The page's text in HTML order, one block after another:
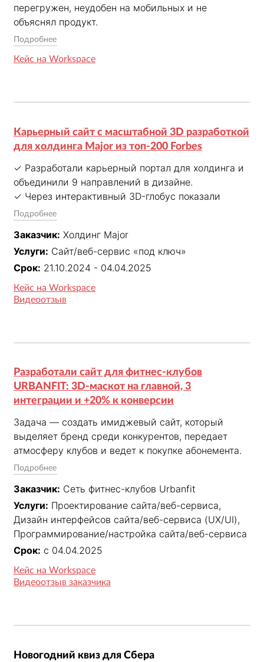
перегружен, неудобен на мобильных и не
объяснял продукт.
Разработали сайт, который раскрывает решения,
ведет к заявке и объединяет цифровые сервисы.
✓ Переосмыслили структуру и навигацию под
которая объясняет, как работает продукт.
приложение, Telegram-бот и единую админку.
✓ Настроили интеграцию с сервером ОВЕН и
спроектировали общий бэкенд для сайта и
сервисов
Подробнее
Кейс на Workspace
Карьерный сайт с масштабной 3D разработкой
для холдинга Major из топ-200 Forbes
✓ Разработали карьерный портал для холдинга и
объединили 9 направлений в дизайне.
✓ Через интерактивный 3D-глобус показали
масштаб бизнеса и разные карьерные треки.
✓ Упростили поиск вакансий и отклик, чтобы
кандидатам было проще ориентироваться внутри
компании.
✓ Для HR-команды разработали удобную
админку, чтобы снизить их нагрузку.
✓ Запустили проект за 6 месяцев вместо
Подробнее
Заказчик: Холдинг Major
Услуги: Сайт/веб-сервис «под ключ»
Срок: 21.10.2024 - 04.04.2025
Кейс на Workspace
Видеоотзыв
Разработали сайт для фитнес-клубов
URBANFIT: 3D-маскот на главной, 3
интеграции и +20% к конверсии
Задача — создать имиджевый сайт, который
выделяет бренд среди конкурентов, передает
атмосферу клубов и ведет к покупке абонемента.
✓ Разработали новый сайт в мягкой неоновой
✓ Продумали структуру под сценарии целевой
аудитории, связали сайт с CRM Fitbase и
реализовали 3 интеграции.
✓ Сделали удобную админку для менеджеров,
чтобы менеджеры управляли контентом без
участия разработчиков.
✓ После запуска конверсия выросла на 20%.
Подробнее
Заказчик: Сеть фитнес-клубов Urbanfit
Услуги: Проектирование сайта/веб-сервиса,
Дизайн интерфейсов сайта/веб-сервиса (UX/UI),
Программирование/настройка сайта/веб-сервиса
Срок: с 04.04.2025
Кейс на Workspace
Видеоотзыв заказчика
Новогодний квиз для Сбера